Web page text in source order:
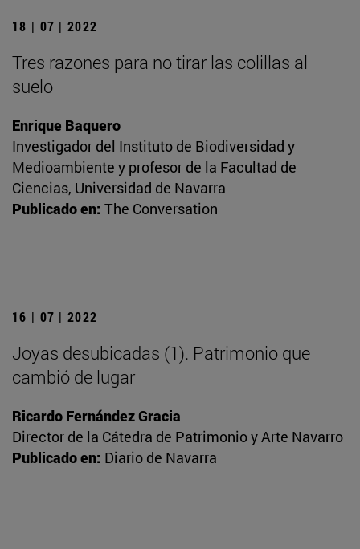
18 | 07 | 2022
Tres razones para no tirar las colillas al
suelo
Enrique Baquero
Investigador del Instituto de Biodiversidad y
Medioambiente y profesor de la Facultad de
Ciencias, Universidad de Navarra
Publicado en: The Conversation
16 | 07 | 2022
Joyas desubicadas (1). Patrimonio que
cambió de lugar
Ricardo Fernández Gracia
Director de la Cátedra de Patrimonio y Arte Navarro
Publicado en: Diario de Navarra